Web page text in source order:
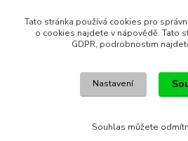
subjektů. To je možn... číst více
Souhlasím s využitím
Tato stránka používá cookies pro
o cookies najdete v nápovědě. Tato
GDPR, podrobnostim
Nastavení
Souhlas můžete